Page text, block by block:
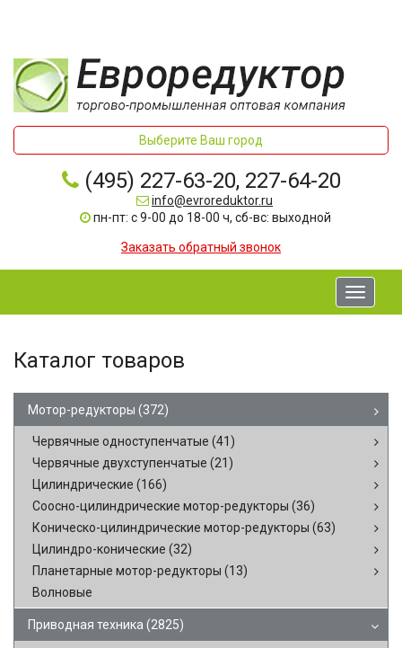
Выберите Ваш город
(495) 227-63-20, 227-64-20
info@evroreduktor.ru
пн-пт: с 9-00 до 18-00 ч, сб-вс: выходной
Заказать обратный звонок
Toggle
Каталог товаров
Мотор-редукторы (372)
Червячные одноступенчатые (41)
Червячные двухступенчатые (21)
Цилиндрические (166)
Соосно-цилиндрические мотор-редукторы (36)
Коническо-цилиндрические мотор-редукторы (63)
Цилиндро-конические (32)
Планетарные мотор-редукторы (13)
Волновые
Приводная техника (2825)